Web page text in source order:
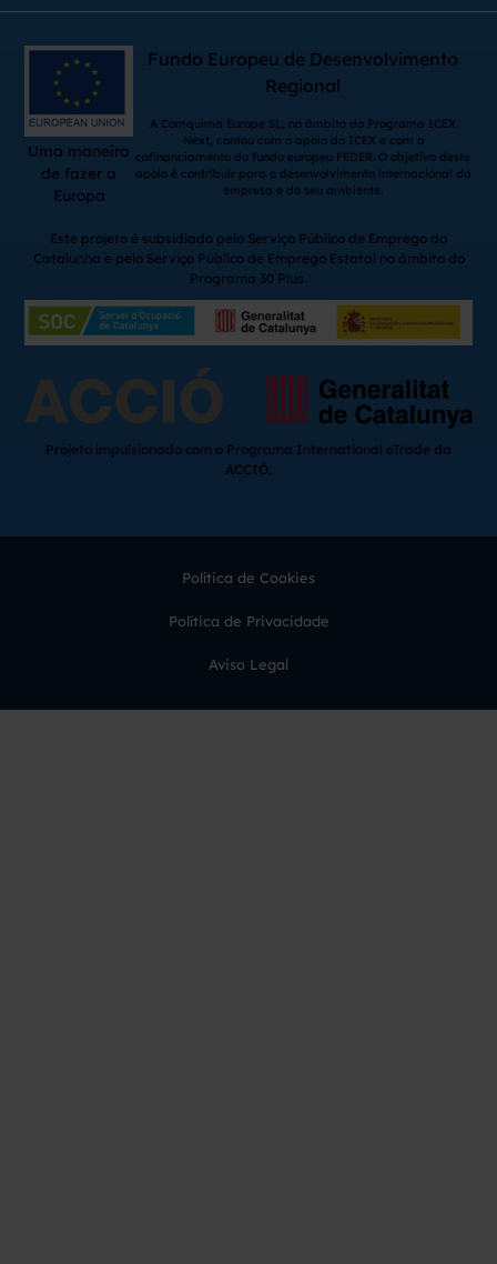
Uma maneira
de fazer a
Europa
Fundo Europeu de Desenvolvimento
Regional
A Comquima Europe SL, no âmbito do Programa ICEX
Next, contou com o apoio do ICEX e com o
cofinanciamento do fundo europeu FEDER. O objetivo deste
apoio é contribuir para o desenvolvimento internacional da
empresa e do seu ambiente.
Este projeto é subsidiado pelo Serviço Público de Emprego da
Catalunha e pelo Serviço Público de Emprego Estatal no âmbito do
Programa 30 Plus.
Projeto impulsionado com o Programa International eTrade da
ACCIÓ.
Política de Cookies
Política de Privacidade
Aviso Legal